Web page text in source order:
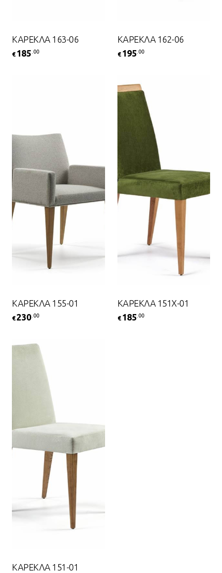
ΚΑΡΕΚΛΑ 163-06
€ 185 .00
ΚΑΡΕΚΛΑ 162-06
€ 195 .00
ΚΑΡΕΚΛΑ 155-01
€230 .00
ΚΑΡΕΚΛΑ 151X-01
€ 185 .00
ΚΑΡΕΚΛΑ 151-01